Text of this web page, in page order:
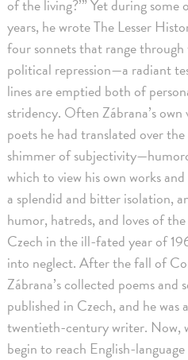
of the living?’” Yet during
years, he wrote The Lesser
four sonnets that range through
political repression—a radiant
lines are emptied both of
stridency. Often Zábrana’s
poets he had translated over
shimmer of
which to view his own works
a splendid and bitter isolation,
humor, hatreds, and loves of
Czech in the ill-fated year of
into neglect. After the fall of
Zábrana’s collected poems and
published in Czech, and he was
twentieth-century writer. Now,
begin to reach English-